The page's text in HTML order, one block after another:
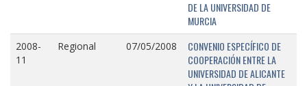
DE LA UNIVERSIDAD DE
MURCIA
2008-
11
Regional 07/05/2008
CONVENIO ESPECÍFICO DE
COOPERACIÓN ENTRE LA
UNIVERSIDAD DE ALICANTE